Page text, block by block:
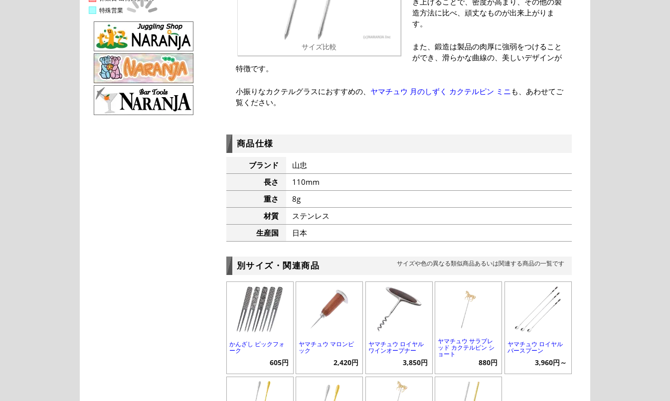
特殊営業
サイズ比較
造方法に比べ、頑丈なものが出来上がりま
す。
また、鍛造は製品の肉厚に強弱をつけること
ができ、滑らかな曲線の、美しいデザインが
特徴です。
小振りなカクテルグラスにおすすめの、 ヤマチュウ 月のしずく カクテルピン ミニも、あわせてご
覧ください。
商品仕様
ブランド
山忠
長さ
110mm
重さ
8g
材質
ステンレス
生産国
日本
別サイズ・関連商品 サイズや色の異なる類似商品あるいは関連する商品の一覧です
かんざし ピックフォ
ーク
605円
ヤマチュウ マロンピ
ック
2,420円
ヤマチュウ ロイヤル
ワインオープナー
3,850円
ヤマチュウ サラブレ
ッド カクテルピン シ
ョート
880円
ヤマチュウ ロイヤル
バースプーン
3,960円～